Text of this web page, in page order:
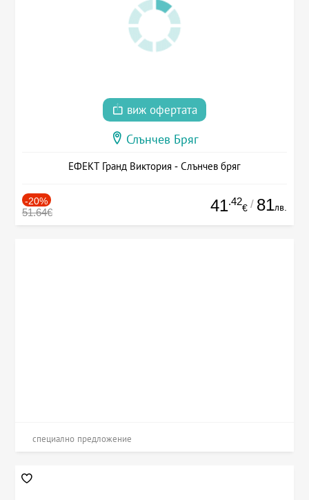
виж офертата
Слънчев Бряг
ЕФЕКТ Гранд Виктория - Слънчев бряг
-20%
51.64€ 41.42
€ / 81лв.
специално предложение